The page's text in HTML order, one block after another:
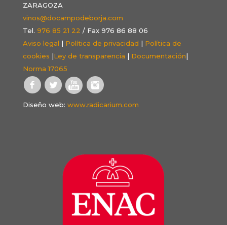
ZARAGOZA
vinos@docampodeborja.com
Tel. 976 85 21 22 / Fax 976 86 88 06
Aviso legal | Política de privacidad | Política de
cookies |Ley de transparencia | Documentación|
Norma 17065
Diseño web: www.radicarium.com